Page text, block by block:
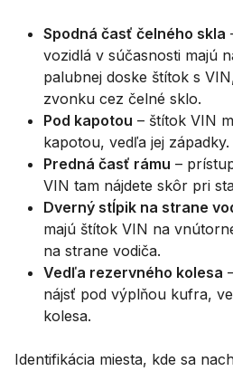
Spodná časť čelného skla
vozidlá v súčasnosti majú
palubnej doske štítok s
zvonku cez čelné sklo.
Pod kapotou – štítok VIN
kapotou, vedľa jej západky.
Predná časť rámu –
VIN tam nájdete skôr pri
Dverný stĺpik na strane
majú štítok VIN na
na strane vodiča.
Vedľa rezervného kolesa
nájsť pod výplňou kufra,
kolesa.
Identifikácia miesta, kde sa